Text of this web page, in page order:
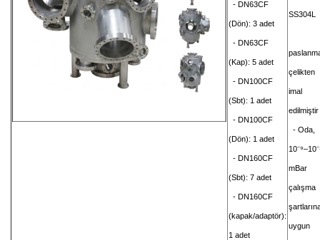
- DN63CF
(Dön): 3 adet
- DN63CF
(Kap): 5 adet
- DN100CF
(Sbt): 1 adet
- DN100CF
(Dön): 1 adet
- DN160CF
(Sbt): 7 adet
- DN160CF
(kapak/adaptör):
1 adet
SS304L
çelikten
imal
edilmiştir
- Oda,
10⁻⁹–10⁻
mBar
çalışma
uygun